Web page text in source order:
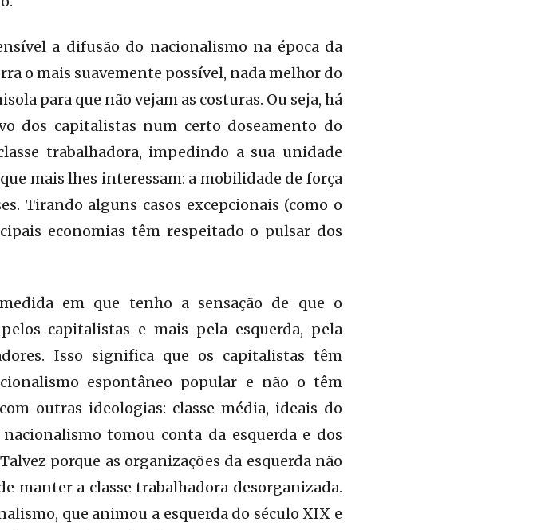
a difusão do nacionalismo na época da
o mais suavemente possível, nada melhor do
para que não vejam as costuras. Ou seja, há
dos capitalistas num certo doseamento do
trabalhadora, impedindo a sua unidade
mais lhes interessam: a mobilidade de força
Tirando alguns casos excepcionais (como o
economias têm respeitado o pulsar dos
em que tenho a sensação de que o
capitalistas e mais pela esquerda, pela
Isso significa que os capitalistas têm
espontâneo popular e não o têm
outras ideologias: classe média, ideais do
tomou conta da esquerda e dos
porque as organizações da esquerda não
manter a classe trabalhadora desorganizada.
que animou a esquerda do século XIX e